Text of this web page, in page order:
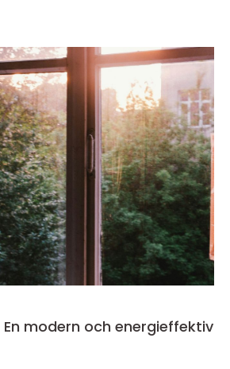
modern och energieffektiv